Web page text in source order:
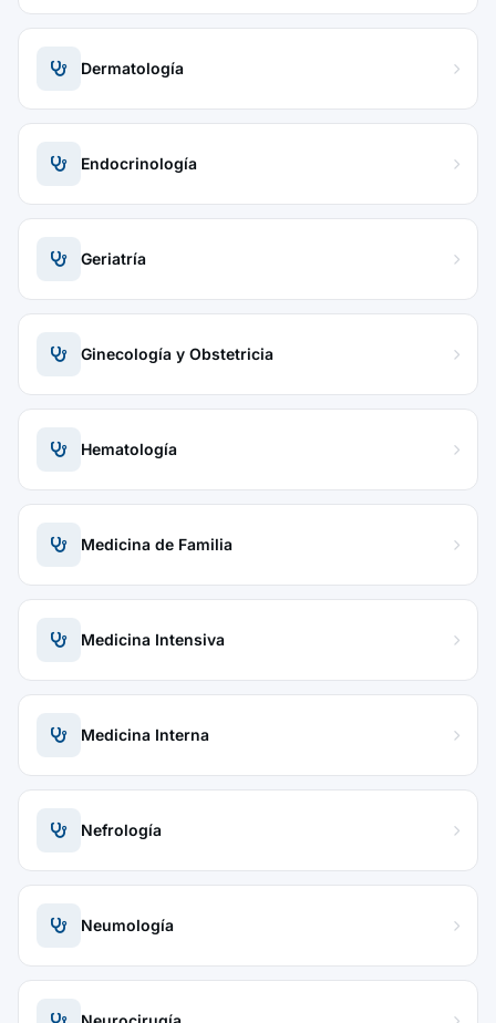
Dermatología
Endocrinología
Geriatría
Ginecología y Obstetricia
Hematología
Medicina de Familia
Medicina Intensiva
Medicina Interna
Nefrología
Neumología